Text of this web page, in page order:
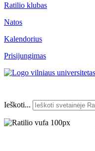
Ratilio klubas
Natos
Kalendorius
Prisijungimas
Ieškoti...